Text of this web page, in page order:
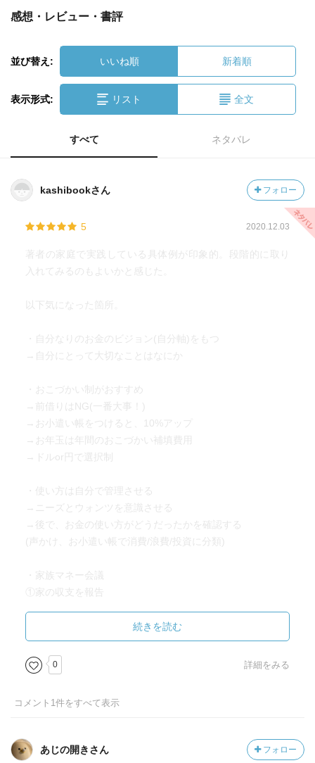
感想・レビュー・書評
並び替え: いいね順 新着順
表示形式: リスト 全文
すべて ネタバレ
kashibookさん フォロー
5 2020.12.03
著者の家庭で実践している具体例が印象的。段階的に取り
入れてみるのもよいかと感じた。
以下気になった箇所。
・自分なりのお金のビジョン(自分軸)をもつ
→自分にとって大切なことはなにか
・おこづかい制がおすすめ
→前借りはNG(一番大事！)
→お小遣い帳をつけると、10%アップ
→お年玉は年間のおこづかい補填費用
→ドルor円で選択制
・使い方は自分で管理させる
→ニーズとウォンツを意識させる
→後で、お金の使い方がどうだったかを確認する
(声かけ、お小遣い帳で消費/浪費/投資に分類)
・家族マネー会議
①家の収支を報告
②収支の差額分で欲しい物を各自プレゼン
・子どもに旅行や外出予算を立ててもらう
→行き先、予算、かかるお金(交通費、宿泊費、外食費など
→計画してもらい実行
・初めてのカード体験はデビットカード
続きを読む
0 詳細をみる
コメント 1件をすべて表示
あじの開きさん フォロー